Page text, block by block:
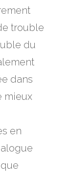
trouble
du
dans
mieux
en